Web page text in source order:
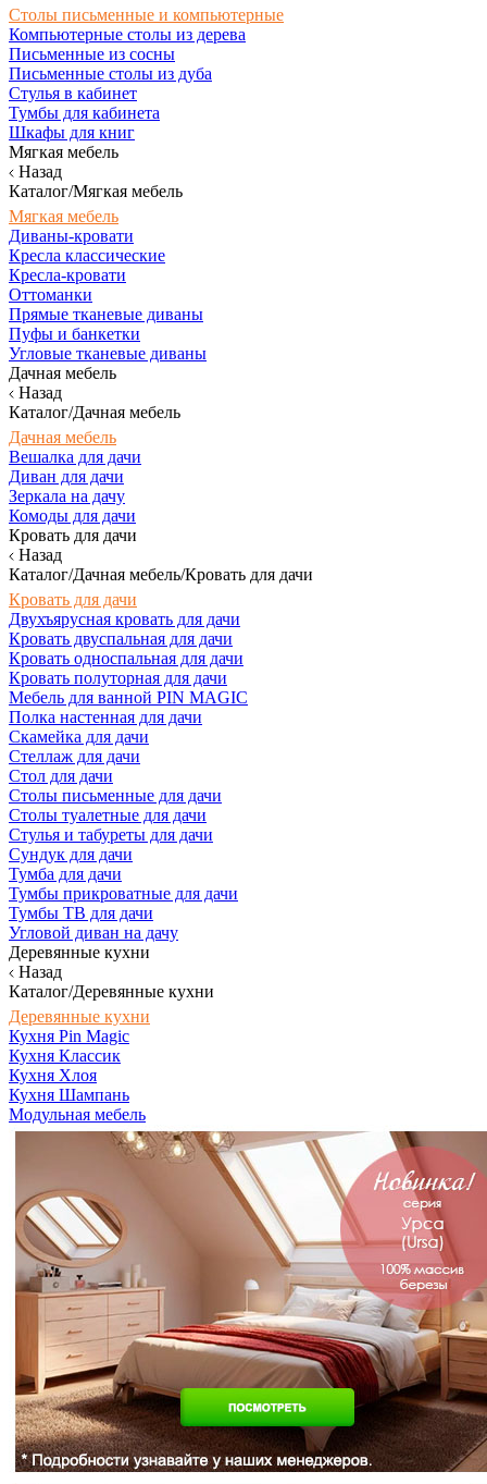
Столы письменные и компьютерные
Компьютерные столы из дерева
Письменные из сосны
Письменные столы из дуба
Стулья в кабинет
Тумбы для кабинета
Шкафы для книг
Мягкая мебель
Назад
Каталог/Мягкая мебель
Мягкая мебель
Диваны-кровати
Кресла классические
Кресла-кровати
Оттоманки
Прямые тканевые диваны
Пуфы и банкетки
Угловые тканевые диваны
Дачная мебель
Назад
Каталог/Дачная мебель
Дачная мебель
Вешалка для дачи
Диван для дачи
Зеркала на дачу
Комоды для дачи
Кровать для дачи
Назад
Каталог/Дачная мебель/Кровать для дачи
Кровать для дачи
Двухъярусная кровать для дачи
Кровать двуспальная для дачи
Кровать односпальная для дачи
Кровать полуторная для дачи
Мебель для ванной PIN MAGIC
Полка настенная для дачи
Скамейка для дачи
Стеллаж для дачи
Стол для дачи
Столы письменные для дачи
Столы туалетные для дачи
Стулья и табуреты для дачи
Сундук для дачи
Тумба для дачи
Тумбы прикроватные для дачи
Тумбы ТВ для дачи
Угловой диван на дачу
Деревянные кухни
Назад
Каталог/Деревянные кухни
Деревянные кухни
Кухня Pin Magic
Кухня Классик
Кухня Хлоя
Кухня Шампань
Модульная мебель